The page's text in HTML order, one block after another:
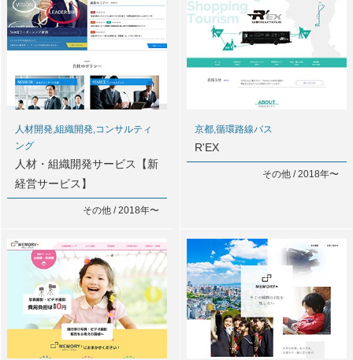
人材開発,組織開発,コンサルティ
ング
人材・組織開発サービス【新
経営サービス】
その他 / 2018年〜
京都,循環路線バス
R'EX
その他 / 2018年〜